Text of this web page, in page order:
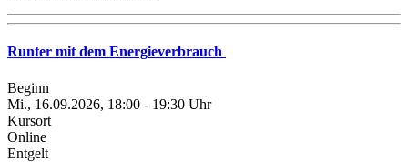
Runter mit dem Energieverbrauch
Beginn
Mi., 16.09.2026, 18:00 - 19:30 Uhr
Kursort
Online
Entgelt